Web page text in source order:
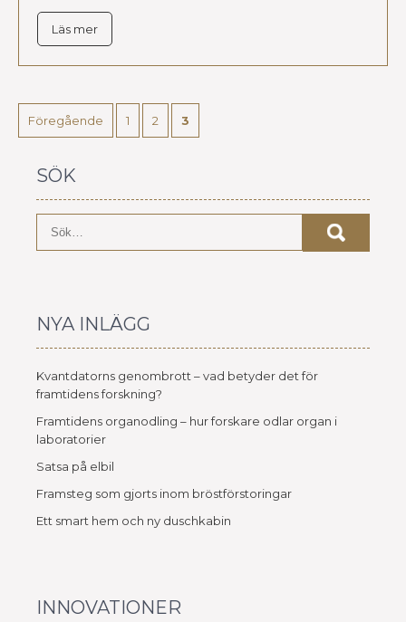
Läs mer
FÖR
INLÄGG
Föregående 1 2 3
SÖK
NYA INLÄGG
Kvantdatorns genombrott – vad betyder det för
framtidens forskning?
Framtidens organodling – hur forskare odlar organ i
laboratorier
Satsa på elbil
Framsteg som gjorts inom bröstförstoringar
Ett smart hem och ny duschkabin
INNOVATIONER